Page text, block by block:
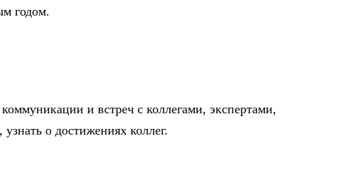
годом.
и встреч с коллегами, экспертами,
о достижениях коллег.